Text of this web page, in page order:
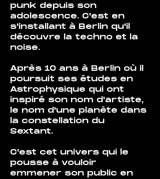
punk depuis son
adolescence. C'est en
s'installant à Berlin qu'il
découvre la techno et la
noise.
Après 10 ans à Berlin où il
poursuit ses études en
Astrophysique qui ont
inspiré son nom d'artiste,
le nom d'une planète dans
la constellation du
Sextant.
C'est cet univers qui le
pousse à vouloir
emmener son public en